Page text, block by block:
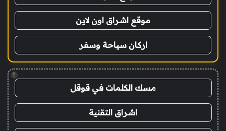
موقع اشراق اون لاين
اركان سياحة وسفر
!
مسك الكلمات في قوقل
اشراق التقنية